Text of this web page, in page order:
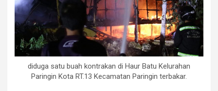
diduga satu buah kontrakan di Haur Batu Kelurahan
Paringin Kota RT.13 Kecamatan Paringin terbakar.